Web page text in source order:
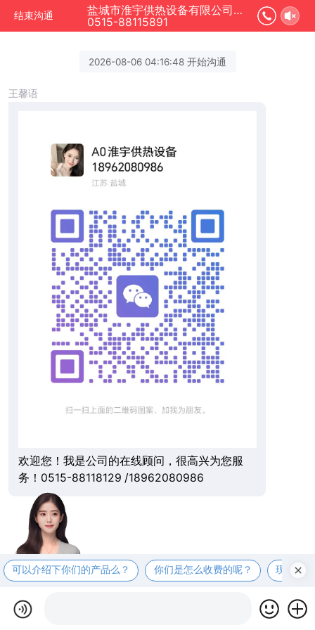
结束沟通
盐城市淮宇供热设备有限公司正在为您服务
0515-88115891
2026-08-06 04:16:48 开始沟通
王馨语
欢迎您！我是公司的在线顾问，很高兴为您服
务！0515-88118129 /18962080986
可以介绍下你们的产品么？ 你们是怎么收费的呢？ 现在有